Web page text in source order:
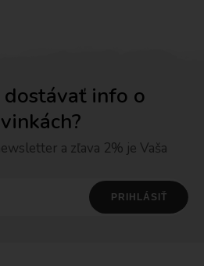
dostávať info o
a zľava 2% je Vaša